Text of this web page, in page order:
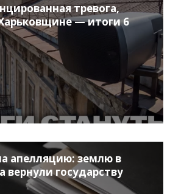
тревога,
— итоги 6
апелляцию: землю в
вернули государству